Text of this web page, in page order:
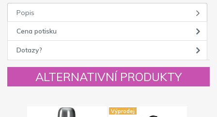
Popis
Cena potisku
Dotazy?
ALTERNATIVNÍ PRODUKTY
Výprodej